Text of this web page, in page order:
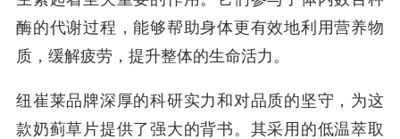
酶的代谢过程，能够帮助身体更有效地利用营养物
质，缓解疲劳，提升整体的生命活力。
纽崔莱品牌深厚的科研实力和对品质的坚守，为这
款奶蓟草片提供了强大的背书。其采用的低温萃取